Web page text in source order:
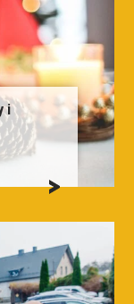
i